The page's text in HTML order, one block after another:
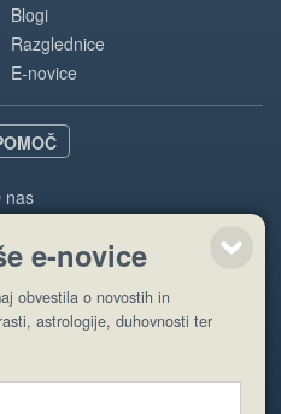
Blogi
Razglednice
E-novice
nas
uporabe
stran
e-novice
obvestila o novostih in
astrologije, duhovnosti ter